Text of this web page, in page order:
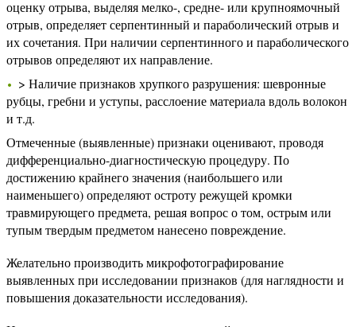
оценку отрыва, выделяя мелко-, средне- или крупноямочный
отрыв, определяет серпентинный и параболический отрыв и
их сочетания. При наличии серпентинного и параболического
отрывов определяют их направление.
> Наличие признаков хрупкого разрушения: шевронные
рубцы, гребни и уступы, расслоение материала вдоль волокон
и т.д.
Отмеченные (выявленные) признаки оценивают, проводя
дифференциально-диагностическую процедуру. По
достижению крайнего значения (наибольшего или
наименьшего) определяют остроту режущей кромки
травмирующего предмета, решая вопрос о том, острым или
тупым твердым предметом нанесено повреждение.
Желательно производить микрофотографирование
выявленных при исследовании признаков (для наглядности и
повышения доказательности исследования).